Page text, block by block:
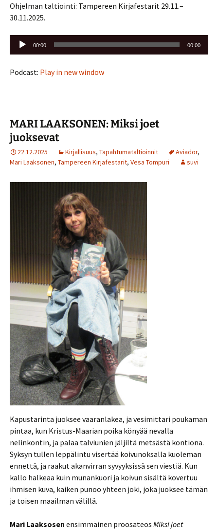
Ohjelman taltiointi: Tampereen Kirjafestarit 29.11.–
30.11.2025.
Äänitoistin
00:00 00:00
Podcast: Play in new window
MARI LAAKSONEN: Miksi joet
juoksevat
22.12.2025 Kirjallisuus, Tapahtumataltioinnit Aviador,
Mari Laaksonen, Tampereen Kirjafestarit, Vesa Tompuri suvi
Kapustarinta juoksee vaaranlakea, ja vesimittari poukaman
pintaa, kun Kristus-Maarian poika könyää nevalla
nelinkontin, ja palaa talviunien jäljiltä metsästä kontiona.
Syksyn tullen leppälintu visertää koivunoksalla kuoleman
ennettä, ja raakut akanvirran syvyyksissä sen viestiä. Kun
kallo halkeaa kuin munankuori ja koivun sisältä kovertuu
ihmisen kuva, kaiken punoo yhteen joki, joka juoksee tämän
ja toisen maailman välillä.
Mari Laaksosen ensimmäinen proosateos Miksi joet